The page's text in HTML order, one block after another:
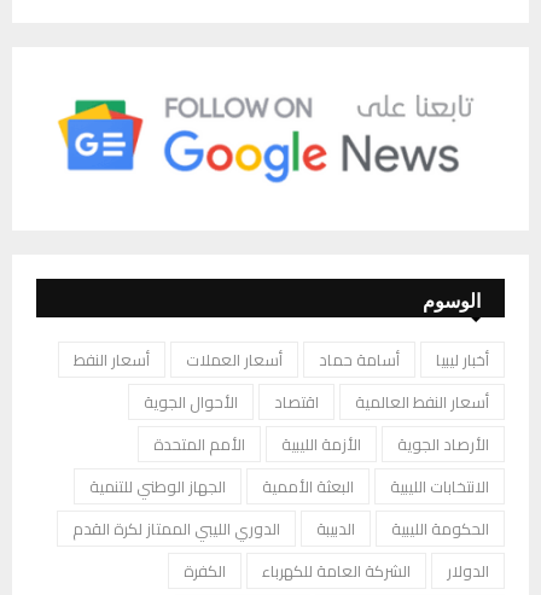
الوسوم
أخبار ليبيا أسامة حماد أسعار العملات
أسعار النفط
أسعار النفط العالمية
اقتصاد
الأحوال الجوية
الأرصاد الجوية
الأزمة الليبية
الأمم المتحدة
الانتخابات الليبية
البعثة الأممية
الجهاز الوطني للتنمية
الحكومة الليبية
الدبيبة
الدوري الليبي الممتاز لكرة القدم
الدولار
الشركة العامة للكهرباء
الكفرة